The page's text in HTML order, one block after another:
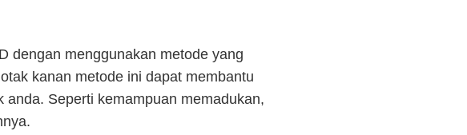
dengan menggunakan metode yang
kanan metode ini dapat membantu
Seperti kemampuan memadukan,